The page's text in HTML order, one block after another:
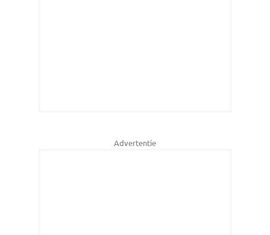
Advertentie